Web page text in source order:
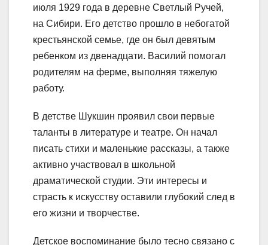
июля 1929 года в деревне Светлый Ручей,
на Сибири. Его детство прошло в небогатой
крестьянской семье, где он был девятым
ребенком из двенадцати. Василий помогал
родителям на ферме, выполняя тяжелую
работу.
В детстве Шукшин проявил свои первые
таланты в литературе и театре. Он начал
писать стихи и маленькие рассказы, а также
активно участвовал в школьной
драматической студии. Эти интересы и
страсть к искусству оставили глубокий след в
его жизни и творчестве.
Детское воспоминание было тесно связано с